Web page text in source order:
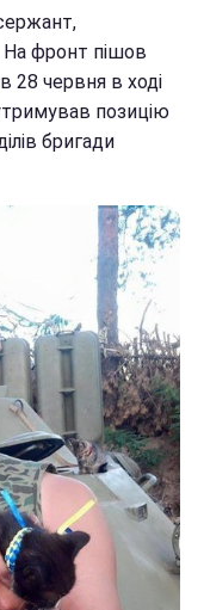
фронт пішов
28 червня в ході
позицію
бригади